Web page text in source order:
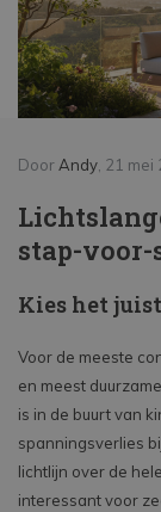
Door Andy , 21
stap-
Kies het
Voor de meeste
en meest
is in de buurt van
spanningsverlies
lichtlijn over de
interessant voor